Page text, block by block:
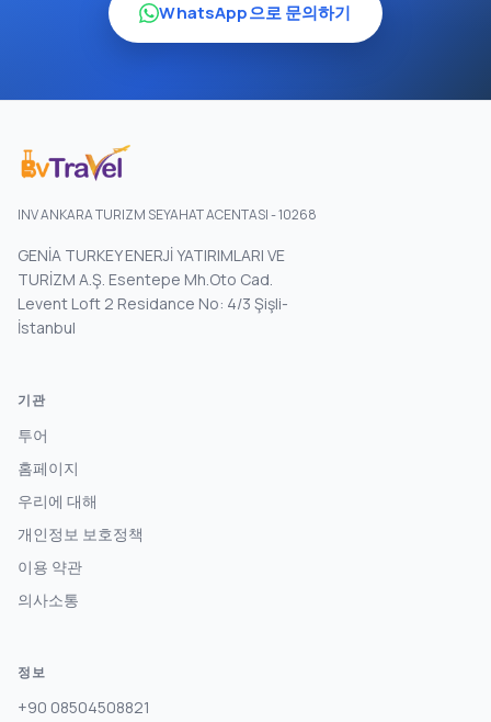
WhatsApp으로 문의하기
INV ANKARA TURIZM SEYAHAT ACENTASI - 10268
GENİA TURKEY ENERJİ YATIRIMLARI VE
TURİZM A.Ş. Esentepe Mh.Oto Cad.
Levent Loft 2 Residance No: 4/3 Şişli-
İstanbul
기관
투어
홈페이지
우리에 대해
개인정보 보호정책
이용 약관
의사소통
정보
+90 08504508821